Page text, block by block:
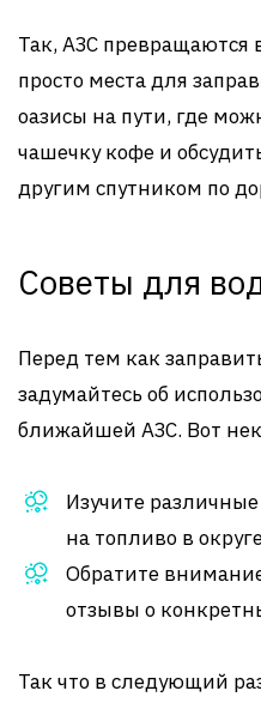
Так, АЗС превращаются
просто места для
оазисы на пути, где
чашечку кофе и
другим спутником по
Советы для
Перед тем как
задумайтесь об
ближайшей АЗС. Вот
Изучите
на топливо в
Обратите
отзывы о
Так что в следующий